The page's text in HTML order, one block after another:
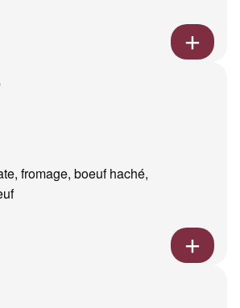
fromage, boeuf haché,